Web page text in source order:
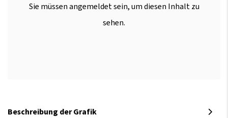
Sie müssen angemeldet sein, um diesen Inhalt zu
sehen.
Beschreibung der Grafik